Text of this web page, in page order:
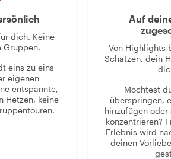
dich. Keine
Gruppen.
eins zu eins
eigenen
entspannte,
Hetzen, keine
Auf
Von Highlights
Schätzen, dein
Möchtest
überspringen,
hinzufügen
konzentrieren?
Erlebnis wird
deinen